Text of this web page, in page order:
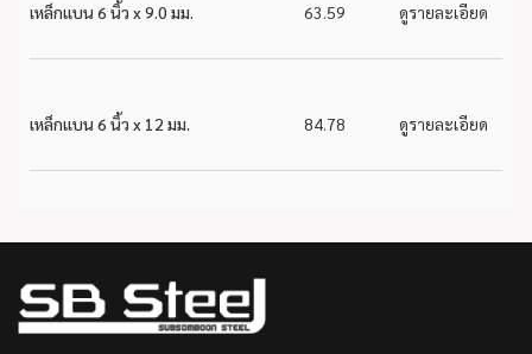
เหล็กแบน 6 นิ้ว x 9.0 มม. 63.59 ดูรายละเอียด
เหล็กแบน 6 นิ้ว x 12 มม. 84.78 ดูรายละเอียด